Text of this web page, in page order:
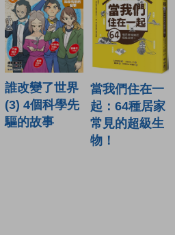
誰改變了世界
(3) 4個科學先
驅的故事
當我們住在一
起：64種居家
常見的超級生
物！